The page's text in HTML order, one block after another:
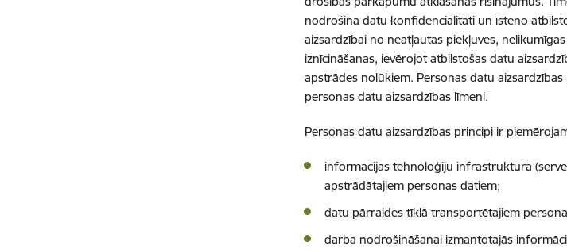
nodrošina datu konfidencialitāti un īsteno
aizsardzībai no neatļautas piekļuves,
iznīcināšanas, ievērojot atbilstošas datu
apstrādes nolūkiem. Personas datu
personas datu aizsardzības līmeni.
Personas datu aizsardzības principi ir
informācijas tehnoloģiju infrastruktūrā
apstrādātajiem personas datiem;
datu pārraides tīklā transportētajiem
darba nodrošināšanai izmantotajās